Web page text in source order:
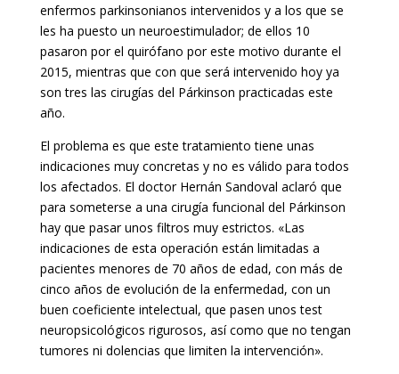
enfermos parkinsonianos intervenidos y a los que se
les ha puesto un neuroestimulador; de ellos 10
pasaron por el quirófano por este motivo durante el
2015, mientras que con que será intervenido hoy ya
son tres las cirugías del Párkinson practicadas este
año.
El problema es que este tratamiento tiene unas
indicaciones muy concretas y no es válido para todos
los afectados. El doctor Hernán Sandoval aclaró que
para someterse a una cirugía funcional del Párkinson
hay que pasar unos filtros muy estrictos. «Las
indicaciones de esta operación están limitadas a
pacientes menores de 70 años de edad, con más de
cinco años de evolución de la enfermedad, con un
buen coeficiente intelectual, que pasen unos test
neuropsicológicos rigurosos, así como que no tengan
tumores ni dolencias que limiten la intervención».